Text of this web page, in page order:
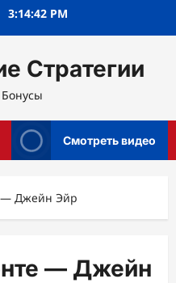
3:14:43 PM
Стратегии
Смотреть видео
— Джейн Эйр
— Джейн